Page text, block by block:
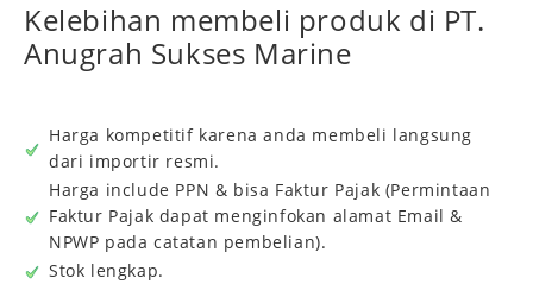
Kelebihan membeli produk di PT.
Anugrah Sukses Marine
Harga kompetitif karena anda membeli langsung
dari importir resmi.
Harga include PPN & bisa Faktur Pajak (Permintaan
Faktur Pajak dapat menginfokan alamat Email &
NPWP pada catatan pembelian).
Stok lengkap.